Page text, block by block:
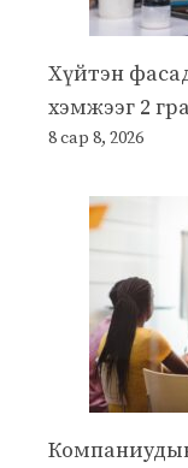
Хүйтэн
хэмжээг 2
8 сар 8, 2026